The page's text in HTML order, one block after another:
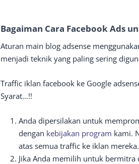
Bagaiman Cara Facebook Ads
Aturan main blog adsense
menjadi teknik yang paling sering
Traffic iklan facebook ke Google
Syarat…!!
Anda dipersilakan untuk
dengan kebijakan program kami.
atas semua traffic ke iklan mereka.
Jika Anda memilih untuk